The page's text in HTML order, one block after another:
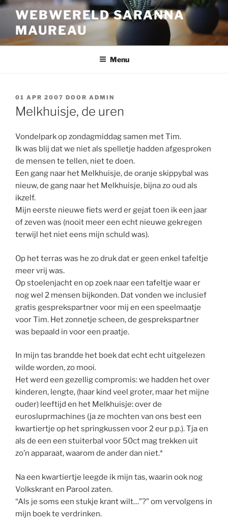
Ga
inhoud
WEBWERELD SARANNA
MAUREAU
Menu
GEPLAATST
OP
01 APR 2007 DOOR ADMIN
Melkhuisje, de uren
Vondelpark op zondagmiddag samen met Tim.
Ik was blij dat we niet als spelletje hadden afgesproken
de mensen te tellen, niet te doen.
Een gang naar het Melkhuisje, de oranje skippybal was
nieuw, de gang naar het Melkhuisje, bijna zo oud als
ikzelf.
Mijn eerste nieuwe fiets werd er gejat toen ik een jaar
of zeven was (nooit meer een echt nieuwe gekregen
terwijl het niet eens mijn schuld was).
Op het terras was he zo druk dat er geen enkel tafeltje
meer vrij was.
Op stoelenjacht en op zoek naar een tafeltje waar er
nog wel 2 mensen bijkonden. Dat vonden we inclusief
gratis gesprekspartner voor mij en een speelmaatje
voor Tim. Het zonnetje scheen, de gesprekspartner
was bepaald in voor een praatje.
In mijn tas brandde het boek dat echt echt uitgelezen
wilde worden, zo mooi.
Het werd een gezellig compromis: we hadden het over
kinderen, lengte, (haar kind veel groter, maar het mijne
ouder) leeftijd en het Melkhuisje: over de
eurosluprmachines (ja ze mochten van ons best een
kwartiertje op het springkussen voor 2 eur p.p.). Tja en
als de een een stuiterbal voor 50ct mag trekken uit
zo’n apparaat, waarom de ander dan niet.*
Na een kwartiertje leegde ik mijn tas, waarin ook nog
Volkskrant en Parool zaten.
“Als je soms een stukje krant wilt…”?” om vervolgens in
mijn boek te verdrinken.